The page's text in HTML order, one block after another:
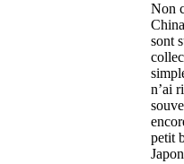
Non
China
sont
n’ai
petit